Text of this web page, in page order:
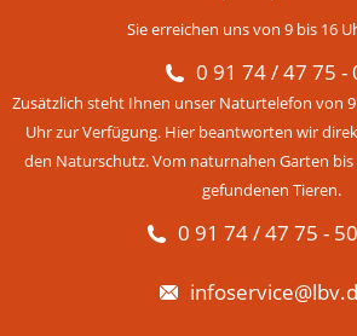
Sie erreichen uns von 9 bis 16
0 91 74 / 47 75 -
Zusätzlich steht Ihnen unser Naturtelefon von
Uhr zur Verfügung. Hier beantworten wir
den Naturschutz. Vom naturnahen Garten
gefundenen Tieren.
0 91 74 / 47 75 -